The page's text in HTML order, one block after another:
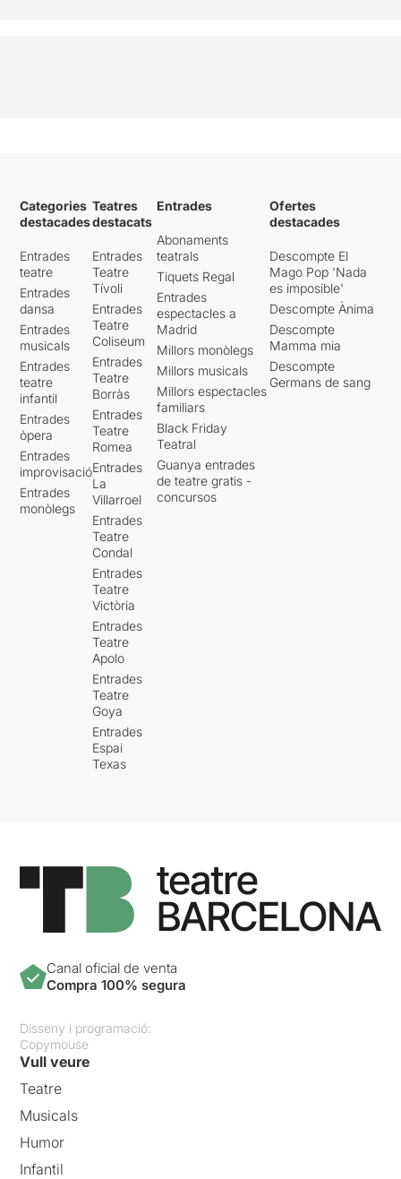
Categories
destacades
Entrades
teatre
Entrades
dansa
Entrades
musicals
Entrades
teatre
infantil
Entrades
òpera
Entrades
improvisació
Entrades
monòlegs
Teatres
destacats
Entrades
Teatre
Tívoli
Entrades
Teatre
Coliseum
Entrades
Teatre
Borràs
Entrades
Teatre
Romea
Entrades
La
Villarroel
Entrades
Teatre
Condal
Entrades
Teatre
Victòria
Entrades
Teatre
Apolo
Entrades
Teatre
Goya
Entrades
Espai
Texas
Entrades
Abonaments
teatrals
Tiquets Regal
Entrades
espectacles a
Madrid
Millors monòlegs
Millors musicals
Millors espectacles
familiars
Black Friday
Teatral
Guanya entrades
de teatre gratis -
concursos
Ofertes
destacades
Descompte El
Mago Pop 'Nada
es imposible'
Descompte Ànima
Descompte
Mamma mia
Descompte
Germans de sang
Canal oficial de venta
Compra 100% segura
Disseny i programació:
Copymouse
Vull veure
Teatre
Musicals
Humor
Infantil